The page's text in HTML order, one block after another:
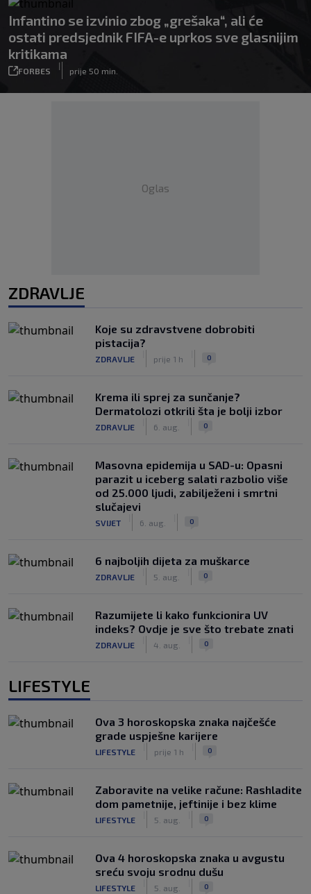
Infantino se izvinio zbog „grešaka“, ali će
ostati predsjednik FIFA-e uprkos sve glasnijim
kritikama
FORBES
|
prije 50 min.
Oglas
ZDRAVLJE
Koje su zdravstvene dobrobiti
pistacija?
ZDRAVLJE prije 1 h 0
Krema ili sprej za sunčanje?
Dermatolozi otkrili šta je bolji izbor
ZDRAVLJE 6. aug. 0
Masovna epidemija u SAD-u: Opasni
parazit u iceberg salati razbolio više
od 25.000 ljudi, zabilježeni i smrtni
slučajevi
SVIJET 6. aug. 0
6 najboljih dijeta za muškarce
ZDRAVLJE 5. aug. 0
Razumijete li kako funkcionira UV
indeks? Ovdje je sve što trebate znati
ZDRAVLJE 4. aug. 0
LIFESTYLE
Ova 3 horoskopska znaka najčešće
grade uspješne karijere
LIFESTYLE prije 1 h 0
Zaboravite na velike račune: Rashladite
dom pametnije, jeftinije i bez klime
LIFESTYLE 5. aug. 0
Ova 4 horoskopska znaka u avgustu
sreću svoju srodnu dušu
LIFESTYLE 5. aug. 0